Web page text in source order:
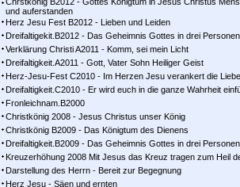
und auferstanden
Herz Jesu Fest B2012 - Lieben und Leiden
Dreifaltigekit.B2012 - Das Geheimnis Gottes in drei Personen
Verklärung Christi A2011 - Komm, sei mein Licht
Dreifaltigkeit.A2011 - Gott, Vater Sohn Heiliger Geist
Herz-Jesu-Fest C2010 - Im Herzen Jesu verankert die
Dreifaltigkeit.C2010 - Er wird euch in die ganze Wahrheit
Fronleichnam.B2000
Christkönig 2008 - Jesus Christus unser König
Christkönig B2009 - Das Königtum des Dienens
Dreifaltigkeit.B2009 - Das Geheimnis Gottes in drei Personen
Kreuzerhöhung 2008 Mit Jesus das Kreuz tragen zum Heil
Darstellung des Herrn - Bereit zur Begegnung
Herz Jesu - Säen und ernten